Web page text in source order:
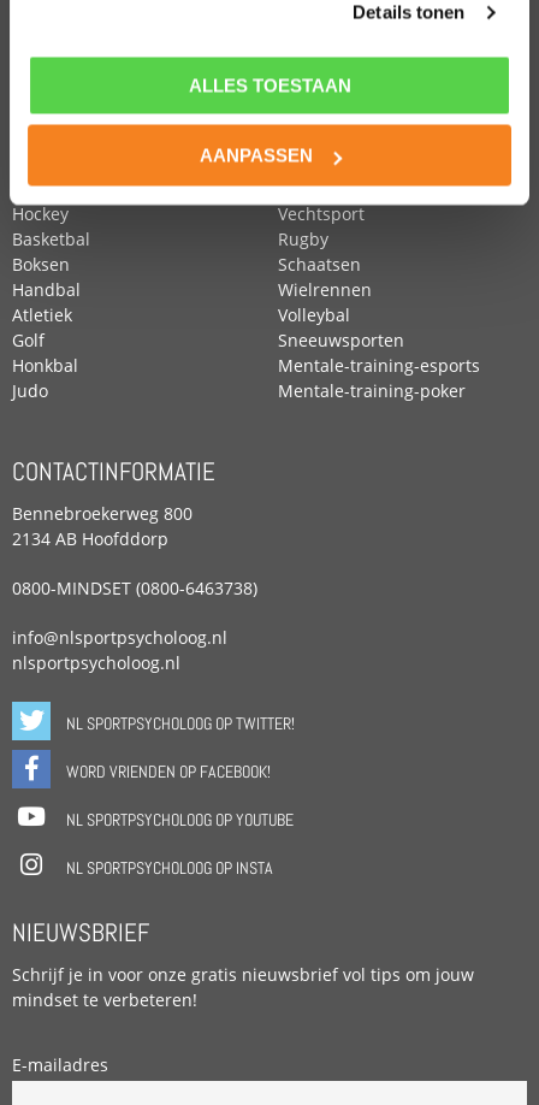
Details tonen
ALLES TOESTAAN
AANPASSEN
POPULAIRE SPORTEN
Paardensport
Hockey
Basketbal
Boksen
Handbal
Atletiek
Golf
Honkbal
Judo
Tennis
Turnen
Vechtsport
Rugby
Schaatsen
Wielrennen
Volleybal
Sneeuwsporten
Mentale-training-esports
Mentale-training-poker
CONTACTINFORMATIE
Bennebroekerweg 800
2134 AB Hoofddorp
0800-MINDSET (0800-6463738)
info@nlsportpsycholoog.nl
nlsportpsycholoog.nl
NL SPORTPSYCHOLOOG OP TWITTER!
WORD VRIENDEN OP FACEBOOK!
NL SPORTPSYCHOLOOG OP YOUTUBE
NL SPORTPSYCHOLOOG OP INSTA
NIEUWSBRIEF
Schrijf je in voor onze gratis nieuwsbrief vol tips om jouw
mindset te verbeteren!
E-mailadres